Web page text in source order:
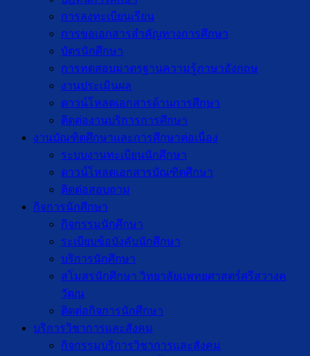
การลงทะเบียนเรียน
การขอเอกสารสำคัญทางการศึกษา
บัตรนักศึกษา
การทดสอบมาตรฐานความรู้ภาษาอังกฤษ
งานประเมินผล
ดาวน์โหลดเอกสารด้านการศึกษา
ติดต่องานบริการการศึกษา
งานบัณฑิตศึกษาเเละการศึกษาต่อเนื่อง
ระบบงานทะเบียนนักศึกษา
ดาวน์โหลดเอกสารบัณฑิตศึกษา
ติดต่อสอบถาม
กิจการนักศึกษา
กิจกรรมนักศึกษา
ระเบียบข้อบังคับนักศึกษา
บริการนักศึกษา
สโมสรนักศึกษา วิทยาลัยแพทยศาสตร์ศรีสวางค
วัฒน
ติดต่อกิจการนักศึกษา
บริการวิชาการและสังคม
กิจกรรมบริการวิชาการและสังคม